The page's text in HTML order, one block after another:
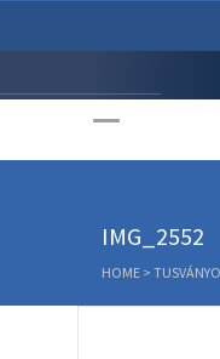
IMG_2552
HOME >